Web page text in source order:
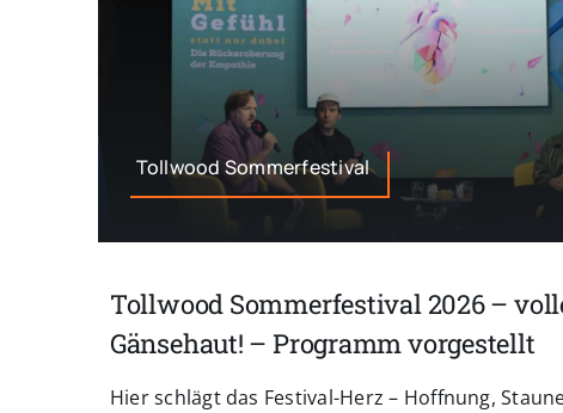
Tollwood Sommerfestival
Tollwood Sommerfestival 2026 –
Gänsehaut! – Programm vorgestellt
Hier schlägt das Festival-Herz – Hoffnung,